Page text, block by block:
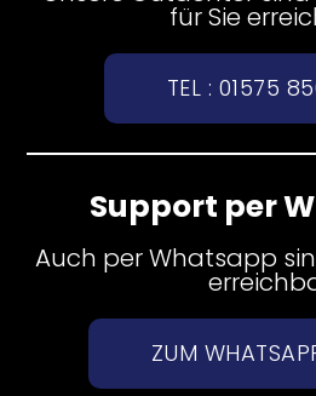
für Sie
TEL : 01575
Support per
Auch per Whatsapp
ZUM